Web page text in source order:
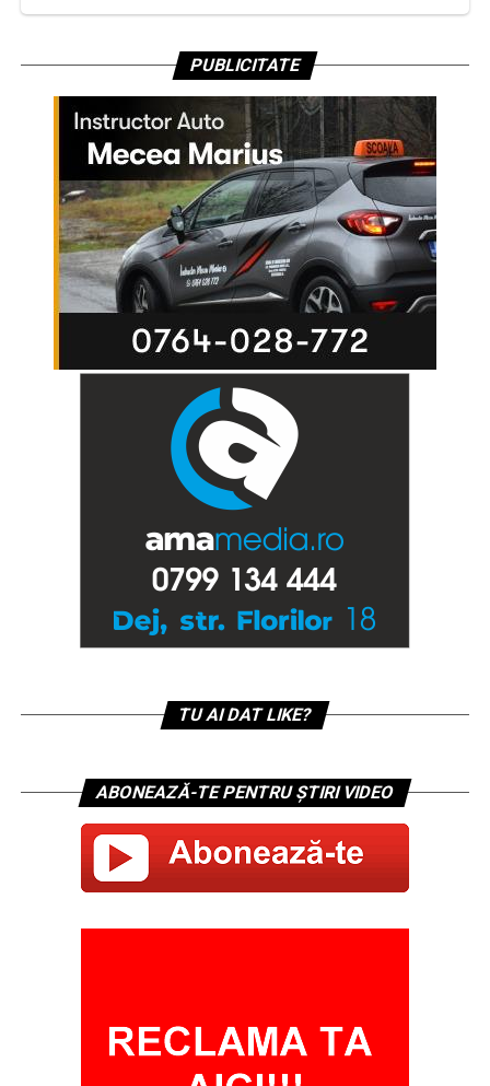
PUBLICITATE
TU AI DAT LIKE?
ABONEAZĂ-TE PENTRU ȘTIRI VIDEO